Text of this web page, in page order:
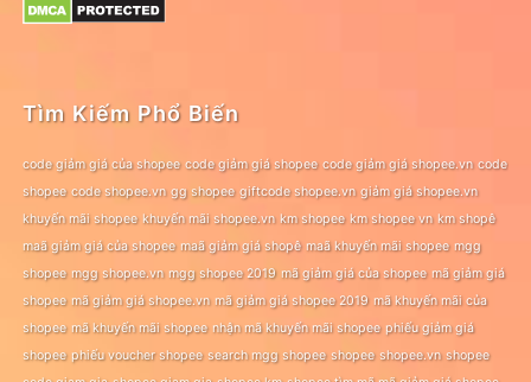
Tìm Kiếm Phổ Biến
code giảm giá của shopee code giảm giá shopee code giảm giá shopee.vn code
shopee code shopee.vn gg shopee giftcode shopee.vn giảm giá shopee.vn
khuyến mãi shopee khuyến mãi shopee.vn km shopee km shopee vn km shopê
maã giảm giá của shopee maã giảm giá shopê maã khuyến mãi shopee mgg
shopee mgg shopee.vn mgg shopee 2019 mã giảm giá của shopee mã giảm giá
shopee mã giảm giá shopee.vn mã giảm giá shopee 2019 mã khuyến mãi của
shopee mã khuyến mãi shopee nhận mã khuyến mãi shopee phiếu giảm giá
shopee phiếu voucher shopee search mgg shopee shopee shopee.vn shopee